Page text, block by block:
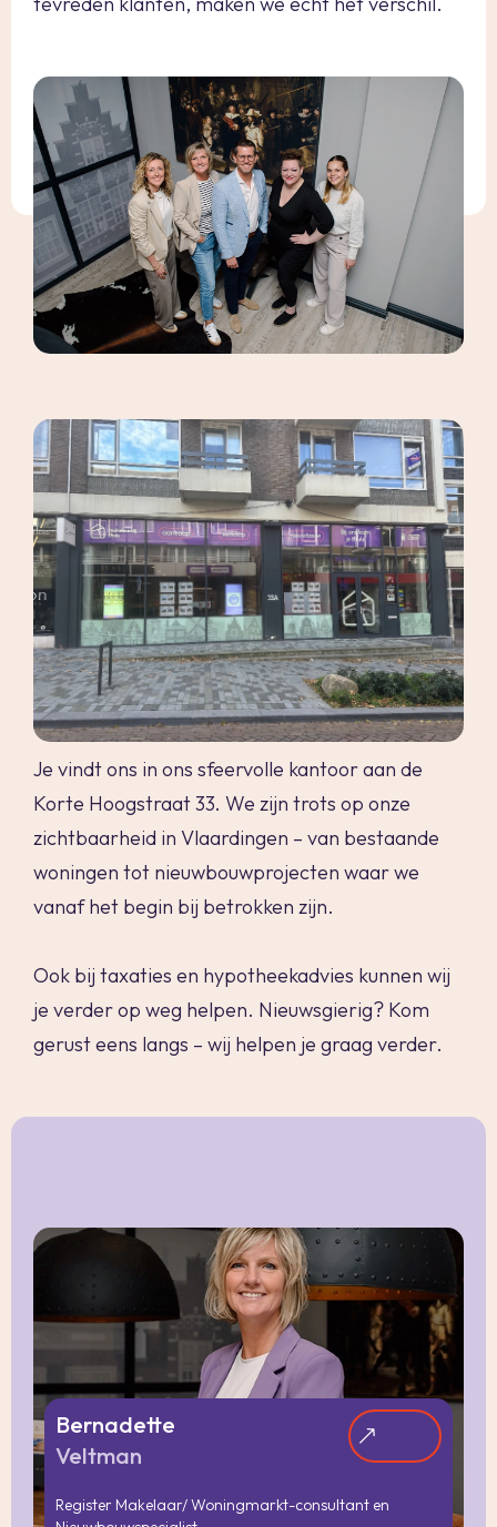
Je vindt ons in ons sfeervolle kantoor aan de
Korte Hoogstraat 33. We zijn trots op onze
zichtbaarheid in Vlaardingen – van bestaande
woningen tot nieuwbouwprojecten waar we
vanaf het begin bij betrokken zijn.
Ook bij taxaties en hypotheekadvies kunnen wij
je verder op weg helpen. Nieuwsgierig? Kom
gerust eens langs – wij helpen je graag verder.
Bernadette
Veltman
Register Makelaar/ Woningmarkt-consultant en